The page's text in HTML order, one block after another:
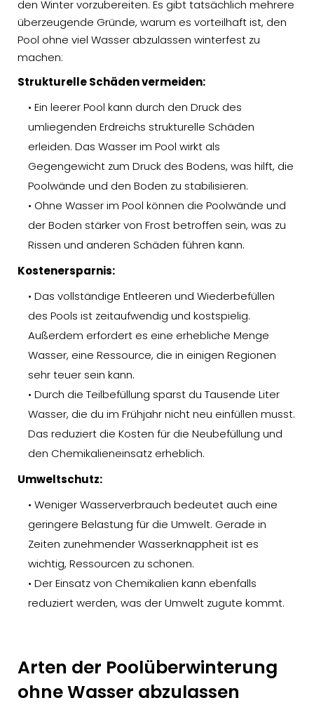
den Winter vorzubereiten. Es gibt tatsächlich mehrere
überzeugende Gründe, warum es vorteilhaft ist, den
Pool ohne viel Wasser abzulassen winterfest zu
machen:
Strukturelle Schäden vermeiden:
• Ein leerer Pool kann durch den Druck des
umliegenden Erdreichs strukturelle Schäden
erleiden. Das Wasser im Pool wirkt als
Gegengewicht zum Druck des Bodens, was hilft, die
Poolwände und den Boden zu stabilisieren.
• Ohne Wasser im Pool können die Poolwände und
der Boden stärker von Frost betroffen sein, was zu
Rissen und anderen Schäden führen kann.
Kostenersparnis:
• Das vollständige Entleeren und Wiederbefüllen
des Pools ist zeitaufwendig und kostspielig.
Außerdem erfordert es eine erhebliche Menge
Wasser, eine Ressource, die in einigen Regionen
sehr teuer sein kann.
• Durch die Teilbefüllung sparst du Tausende Liter
Wasser, die du im Frühjahr nicht neu einfüllen musst.
Das reduziert die Kosten für die Neubefüllung und
den Chemikalieneinsatz erheblich.
Umweltschutz:
• Weniger Wasserverbrauch bedeutet auch eine
geringere Belastung für die Umwelt. Gerade in
Zeiten zunehmender Wasserknappheit ist es
wichtig, Ressourcen zu schonen.
• Der Einsatz von Chemikalien kann ebenfalls
reduziert werden, was der Umwelt zugute kommt.
Arten der Poolüberwinterung
ohne Wasser abzulassen